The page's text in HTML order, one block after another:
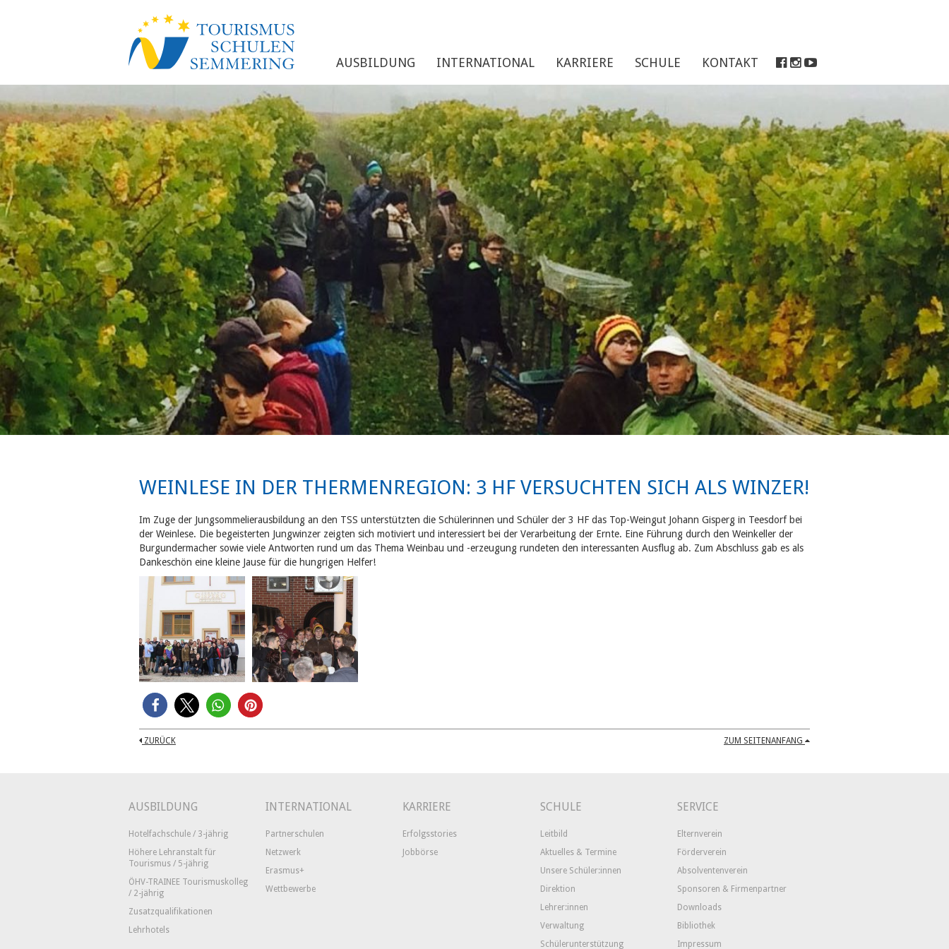
AUSBILDUNG INTERNATIONAL KARRIERE SCHULE KONTAKT
WEINLESE IN DER THERMENREGION: 3 HF VERSUCHTEN SICH ALS WINZER!
Im Zuge der Jungsommelierausbildung an den TSS unterstützten die Schülerinnen und Schüler der 3 HF das Top-Weingut Johann Gisperg in Teesdorf bei
der Weinlese. Die begeisterten Jungwinzer zeigten sich motiviert und interessiert bei der Verarbeitung der Ernte. Eine Führung durch den Weinkeller der
Burgundermacher sowie viele Antworten rund um das Thema Weinbau und -erzeugung rundeten den interessanten Ausflug ab. Zum Abschluss gab es als
Dankeschön eine kleine Jause für die hungrigen Helfer!
ZURÜCK ZUM SEITENANFANG
AUSBILDUNG
Hotelfachschule / 3-jährig
Höhere Lehranstalt für
Tourismus / 5-jährig
ÖHV-TRAINEE Tourismuskolleg
/ 2-jährig
Zusatzqualifikationen
Lehrhotels
INTERNATIONAL
Partnerschulen
Netzwerk
Erasmus+
Wettbewerbe
KARRIERE
Erfolgsstories
Jobbörse
SCHULE
Leitbild
Aktuelles & Termine
Unsere Schüler:innen
Direktion
Lehrer:innen
Verwaltung
Schülerunterstützung
SERVICE
Elternverein
Förderverein
Absolventenverein
Sponsoren & Firmenpartner
Downloads
Bibliothek
Impressum